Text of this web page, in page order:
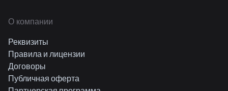
О компании
Реквизиты
Правила и лицензии
Договоры
Публичная оферта